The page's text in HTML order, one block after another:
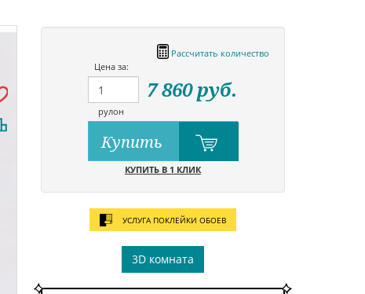
Рассчитать количество
Цена за:
рулон
7 860руб.
Купить
КУПИТЬ В 1 КЛИК
УСЛУГА ПОКЛЕЙКИ ОБОЕВ
3D комната